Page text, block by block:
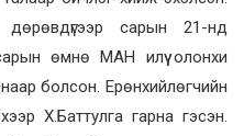
сарын 21-нд
өмнө МАН илүү олонхи
болсон. Ерөнхийлөгчийн
Х.Баттулга гарна гэсэн.